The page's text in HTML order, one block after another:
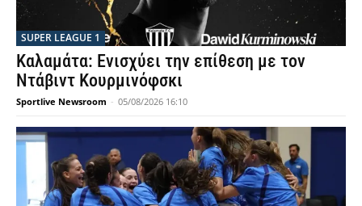
SUPER LEAGUE 1
Καλαμάτα: Ενισχύει την επίθεση με τον
Ντάβιντ Κουρμινόφσκι
Sportlive Newsroom - 05/08/2026 16:10